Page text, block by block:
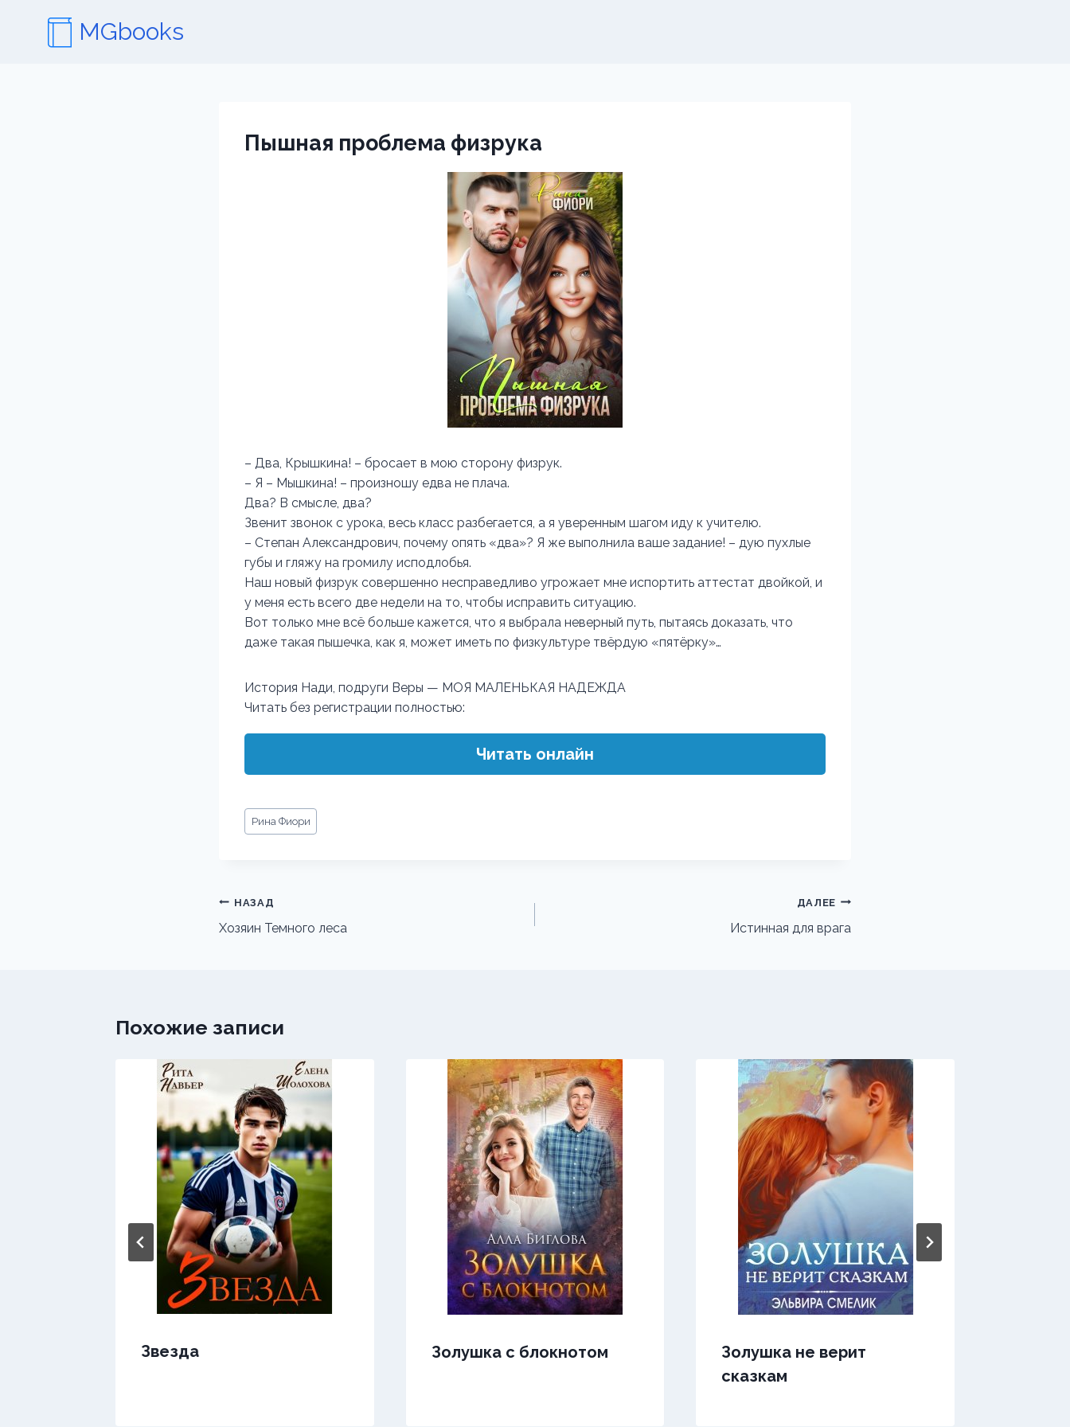
содержимому
MGbooks
Пышная проблема физрука
– Два, Крышкина! – бросает в мою сторону физрук.
– Я – Мышкина! – произношу едва не плача.
Два? В смысле, два?
Звенит звонок с урока, весь класс разбегается, а я уверенным шагом иду к учителю.
– Степан Александрович, почему опять «два»? Я же выполнила ваше задание! – дую пухлые
губы и гляжу на громилу исподлобья.
Наш новый физрук совершенно несправедливо угрожает мне испортить аттестат двойкой, и
у меня есть всего две недели на то, чтобы исправить ситуацию.
Вот только мне всё больше кажется, что я выбрала неверный путь, пытаясь доказать, что
даже такая пышечка, как я, может иметь по физкультуре твёрдую «пятёрку»…
История Нади, подруги Веры — МОЯ МАЛЕНЬКАЯ НАДЕЖДА
Читать без регистрации полностью:
Читать онлайн
Метки
записи:
Рина Фиори
Навигация
по
НАЗАД
Хозяин Темного леса
ДАЛЕЕ
Истинная для врага
Похожие записи
Звезда Золушка с блокнотом
Золушка не верит
сказкам